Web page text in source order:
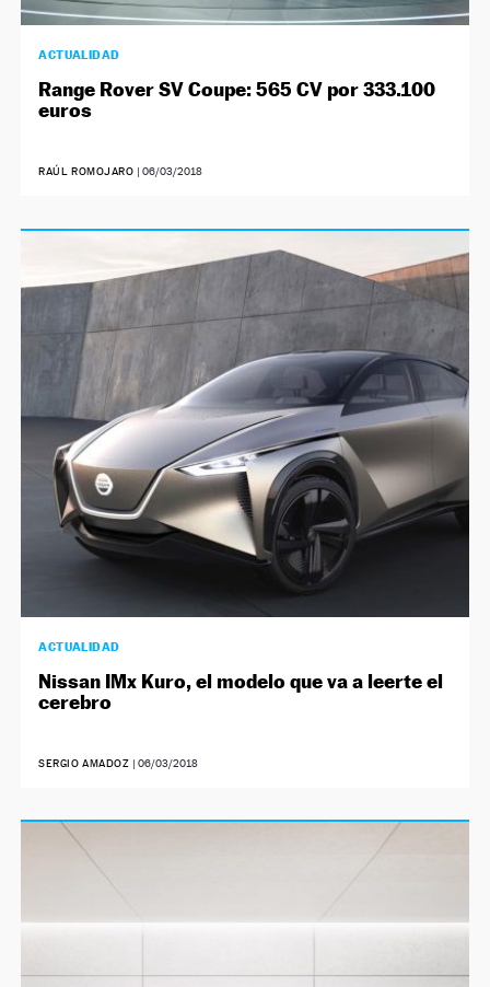
ACTUALIDAD
Range Rover SV Coupe: 565 CV por 333.100
euros
RAÚL ROMOJARO | 06/03/2018
ACTUALIDAD
Nissan IMx Kuro, el modelo que va a leerte el
cerebro
SERGIO AMADOZ | 06/03/2018